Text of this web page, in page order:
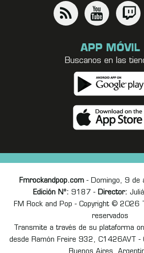
APP MÓVIL
Buscanos en las
Fmrockandpop.com- Domingo, 9 de
Edición Nº: 9187 - Director:
FM Rock and Pop - Copyright © 2026
reservados
Transmite a través de su plataforma
desde Ramón Freire 932, C1426AVT -